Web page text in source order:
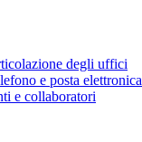
degli uffici
e posta elettronica
e collaboratori